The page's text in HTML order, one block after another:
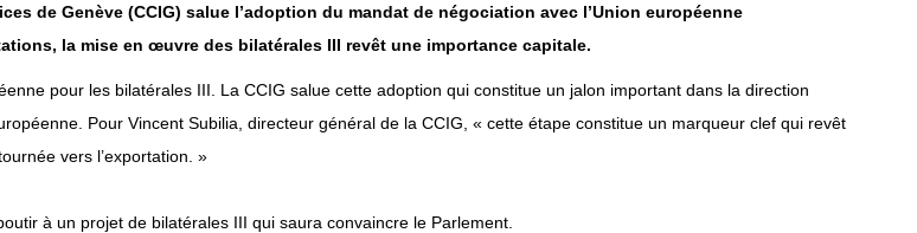
deGenève (CCIG) salue l’adoption du mandat de négociation avec l’Union européenne
la mise en œuvre des bilatérales III revêt une importance capitale.
pour les bilatérales III. La CCIG salue cette adoption qui constitue un jalon important dans la direction
Pour Vincent Subilia, directeur général de la CCIG, « cette étape constitue un marqueur clef qui revêt
vers l’exportation. »
à un projet de bilatérales III qui saura convaincre le Parlement.